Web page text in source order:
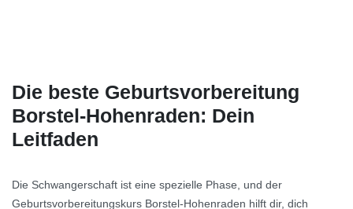
Die beste Geburtsvorbereitung
Borstel-Hohenraden: Dein
Leitfaden
Die Schwangerschaft ist eine spezielle Phase, und der
Geburtsvorbereitungskurs Borstel-Hohenraden hilft dir, dich